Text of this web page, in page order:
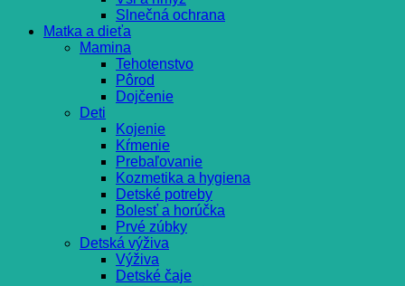
Slnečná ochrana
Matka a dieťa
Mamina
Tehotenstvo
Pôrod
Dojčenie
Deti
Kojenie
Kŕmenie
Prebaľovanie
Kozmetika a hygiena
Detské potreby
Bolesť a horúčka
Prvé zúbky
Detská výživa
Výživa
Detské čaje